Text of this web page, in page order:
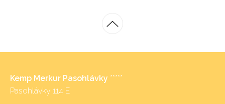
Kemp Merkur Pasohlávky *****
Pasohlávky 114 E